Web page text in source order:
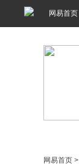
网易首页
网易首页 >